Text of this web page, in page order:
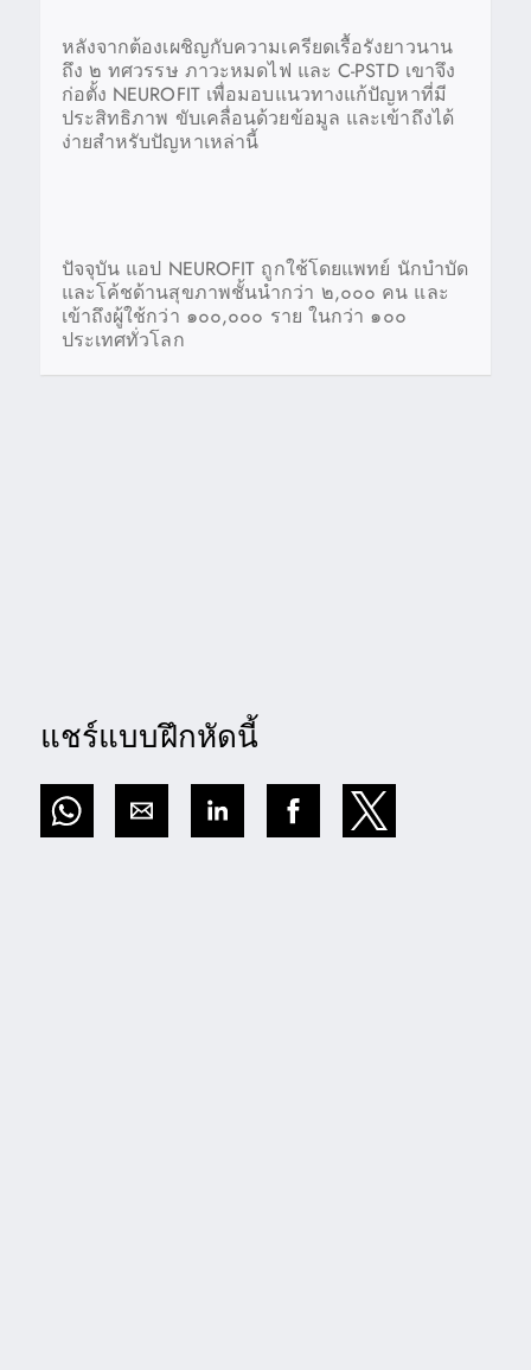
หลังจากต้องเผชิญกับความเครียดเรื้อรังยาวนาน
ถึง ๒ ทศวรรษ ภาวะหมดไฟ และ C-PSTD เขาจึง
ก่อตั้ง NEUROFIT เพื่อมอบแนวทางแก้ปัญหาที่มี
ประสิทธิภาพ ขับเคลื่อนด้วยข้อมูล และเข้าถึงได้
ง่ายสำหรับปัญหาเหล่านี้
ปัจจุบัน แอป NEUROFIT ถูกใช้โดยแพทย์ นักบำบัด
และโค้ชด้านสุขภาพชั้นนำกว่า ๒,๐๐๐ คน และ
เข้าถึงผู้ใช้กว่า ๑๐๐,๐๐๐ ราย ในกว่า ๑๐๐
ประเทศทั่วโลก
แชร์แบบฝึกหัดนี้